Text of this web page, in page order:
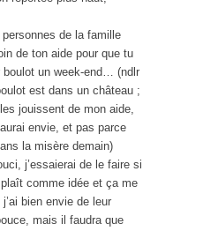
de la famille
de ton aide pour que tu
boulot un week-end… (ndlr
est dans un château ;
jouissent de mon aide,
envie, et pas parce
la misère demain)
j’essaierai de le faire si
comme idée et ça me
bien envie de leur
mais il faudra que